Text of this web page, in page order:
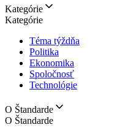
Kategórie
Kategórie
Téma týždňa
Politika
Ekonomika
Spoločnosť
Technológie
O Štandarde
O Štandarde